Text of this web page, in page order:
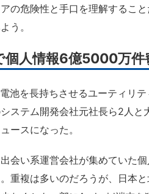
の危険性と手口を理解するこ
う。
個人情報6億5000万件
池を長持ちさせるユーティリ
ステム開発会社元社長ら2人
ースになった。
会い系運営会社が集めていた
重複は多いのだろうが、日本